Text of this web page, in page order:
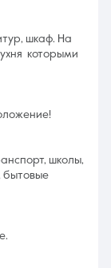
шкаф. На
которыми
школы,
бытовые